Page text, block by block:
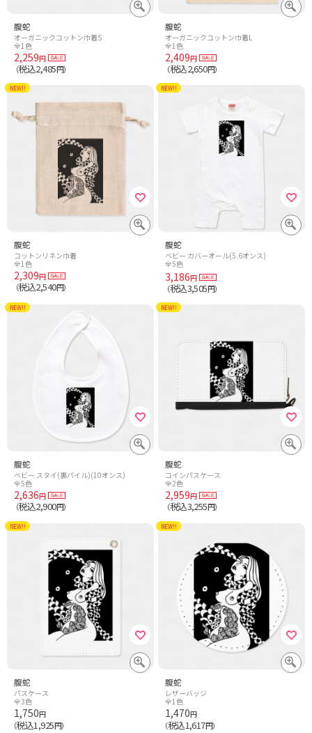
腹蛇
オーガニックコットン巾着S
全1色
2,259円
（税込2,485円）
腹蛇
オーガニックコットン巾着L
全1色
2,409円
（税込2,650円）
腹蛇
コットンリネン巾着
全1色
2,309円
（税込2,540円）
NEW!!
腹蛇
ベビー カバーオール(5.6オンス)
全5色
3,186円
（税込3,505円）
NEW!!
腹蛇
ベビー スタイ(裏パイル)(10オンス)
全5色
2,636円
（税込2,900円）
NEW!!
腹蛇
コインパスケース
全2色
2,959円
（税込3,255円）
NEW!!
腹蛇
パスケース
全3色
1,750円
（税込1,925円）
NEW!!
腹蛇
レザーバッジ
全1色
1,470円
（税込1,617円）
NEW!!